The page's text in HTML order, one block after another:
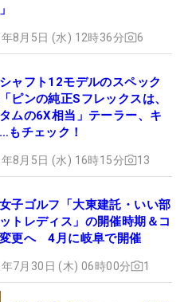
B X
8月5日 (水) 12時36分 6
ャフト12モデルのスペック
ピンの純正Sフレックスは、
ムの6X相当」テーラー、キ
もチェック！
8月5日 (水) 16時15分 13
子ゴルフ「大東建託・いい部
トレディス」の開催時期＆コ
更へ 4月に岐阜で開催
7月30日 (木) 06時00分 1